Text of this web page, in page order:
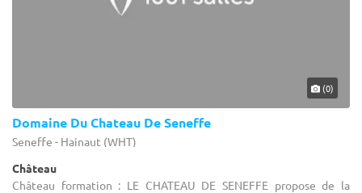
(0)
Domaine Du Chateau De Seneffe
Seneffe - Hainaut (WHT)
Château
Château formation : LE CHATEAU DE SENEFFE propose de la